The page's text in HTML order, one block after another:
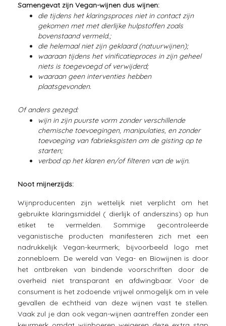
Samengevat zijn Vegan-wijnen dus wijnen:
die tijdens het klaringsproces niet in contact zijn
gekomen met met dierlijke hulpstoffen zoals
bovenstaand vermeld.;
die helemaal niet zijn geklaard (natuurwijnen);
waaraan tijdens het vinificatieproces in zijn geheel
niets is toegevoegd of verwijderd;
waaraan geen interventies hebben
plaatsgevonden.
Of anders gezegd:
wijn in zijn puurste vorm zonder verschillende
chemische toevoegingen, manipulaties, en zonder
toevoeging van fabrieksgisten om de gisting op te
starten;
verbod op het klaren en/of filteren van de wijn.
Noot mijnerzijds:
Wijnproducenten zijn wettelijk niet verplicht om het
gebruikte klaringsmiddel ( dierlijk of anderszins) op hun
etiket te vermelden. Sommige gecontroleerde
veganistische producten manifesteren zich met een
nadrukkelijk Vegan-keurmerk; bijvoorbeeld logo met
zonnebloem. De wereld van Vega- en Biowijnen is door
het ontbreken van bindende voorschriften door de
overheid niet transparant en afdwingbaar. Voor de
consument is het zodoende vrijwel onmogelijk om in vele
gevallen de echtheid van deze wijnen vast te stellen.
Vaak zul je dan ook vegan-wijnen aantreffen zonder een